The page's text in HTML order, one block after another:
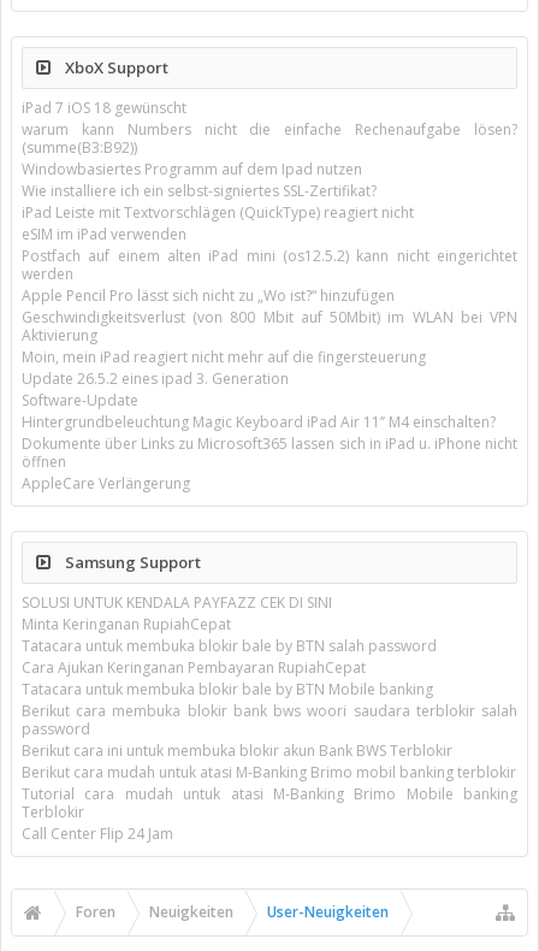
XboX Support
iPad 7 iOS 18 gewünscht
warum kann Numbers nicht die einfache Rechenaufgabe lösen?
(summe(B3:B92))
Windowbasiertes Programm auf dem Ipad nutzen
Wie installiere ich ein selbst-signiertes SSL-Zertifikat?
iPad Leiste mit Textvorschlägen (QuickType) reagiert nicht
eSIM im iPad verwenden
Postfach auf einem alten iPad mini (os12.5.2) kann nicht eingerichtet
werden
Apple Pencil Pro lässt sich nicht zu „Wo ist?“ hinzufügen
Geschwindigkeitsverlust (von 800 Mbit auf 50Mbit) im WLAN bei VPN
Aktivierung
Moin, mein iPad reagiert nicht mehr auf die fingersteuerung
Update 26.5.2 eines ipad 3. Generation
Software-Update
Hintergrundbeleuchtung Magic Keyboard iPad Air 11’’ M4 einschalten?
Dokumente über Links zu Microsoft365 lassen sich in iPad u. iPhone nicht
öffnen
AppleCare Verlängerung
Samsung Support
SOLUSI UNTUK KENDALA PAYFAZZ CEK DI SINI
Minta Keringanan RupiahCepat
Tatacara untuk membuka blokir bale by BTN salah password
Cara Ajukan Keringanan Pembayaran RupiahCepat
Tatacara untuk membuka blokir bale by BTN Mobile banking
Berikut cara membuka blokir bank bws woori saudara terblokir salah
password
Berikut cara ini untuk membuka blokir akun Bank BWS Terblokir
Berikut cara mudah untuk atasi M-Banking Brimo mobil banking terblokir
Tutorial cara mudah untuk atasi M-Banking Brimo Mobile banking
Terblokir
Call Center Flip 24 Jam
Foren Neuigkeiten User-Neuigkeiten